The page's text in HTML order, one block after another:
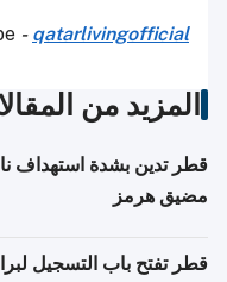
- qatarlivingofficial
المزيد من
قطر تدين بشدة استهداف
مضيق هرمز
قطر تفتح باب التسجيل